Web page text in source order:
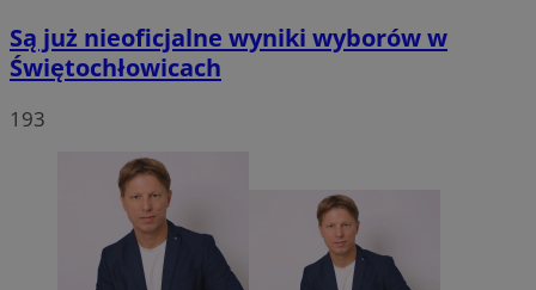
Są już nieoficjalne wyniki wyborów w
Świętochłowicach
193